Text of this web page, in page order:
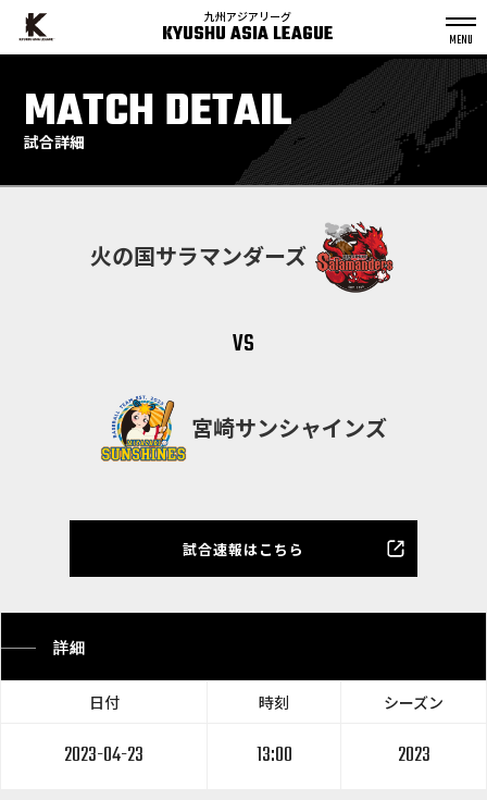
九州アジアリーグ
KYUSHU ASIA LEAGUE
MATCH DETAIL
試合詳細
火の国サラマンダーズ
vs
宮崎サンシャインズ
試合速報はこちら
詳細
日付 時刻 シーズン
2023-04-23 13:00 2023